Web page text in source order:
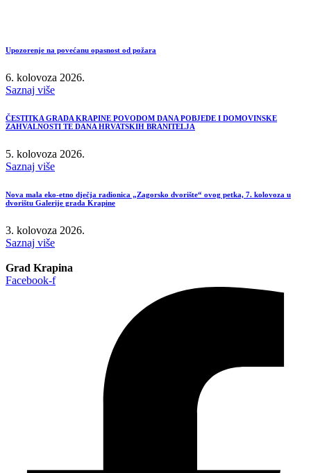
Upozorenje na povećanu opasnost od požara
6. kolovoza 2026.
Saznaj više
ČESTITKA GRADA KRAPINE POVODOM DANA POBJEDE I DOMOVINSKE
ZAHVALNOSTI TE DANA HRVATSKIH BRANITELJA
5. kolovoza 2026.
Saznaj više
Nova mala eko-etno dječja radionica „Zagorsko dvorište“ ovog petka, 7. kolovoza u
dvorištu Galerije grada Krapine
3. kolovoza 2026.
Saznaj više
Grad Krapina
Facebook-f